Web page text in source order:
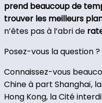
prend beaucoup de
trouver les meilleurs
n’êtes pas à l’abri de
Posez-vous la question ?
Connaissez-vous
Chine à part Shanghaï,
Hong Kong, la Cité